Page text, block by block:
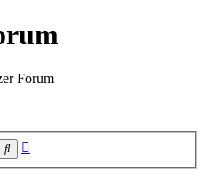
Forum
Suche